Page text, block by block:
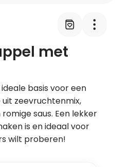
Leer koken als een chef
Kooktips & blogs
met
basis voor een
zeevruchtenmix,
saus. Een lekker
is en ideaal voor
wilt proberen!